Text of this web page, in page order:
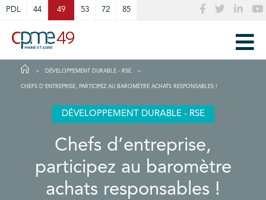
PDL 44 49 53 72 85
DÉVELOPPEMENT DURABLE - RSE
CHEFS D’ENTREPRISE, PARTICIPEZ AU BAROMÈTRE ACHATS RESPONSABLES !
DÉVELOPPEMENT DURABLE - RSE
Chefs d’entreprise,
participez au baromètre
achats responsables !
Cookies management panel